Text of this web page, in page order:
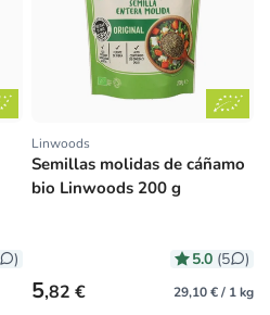
)
Proveedor:
Linwoods
Semillas molidas de cáñamo
bio Linwoods 200 g
5.0 (5 )
Precio habitual
5,82 € 29,10 € / 1 kg